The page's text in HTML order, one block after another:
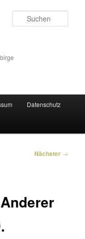
Datenschutz
Nächster →